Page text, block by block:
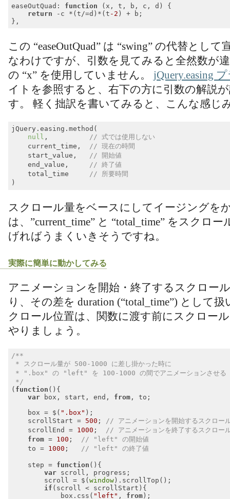
easeOutQuad: function ( x, t, b, c, d ) {
return -c *(t/=d)*(t -2 ) + b;
この “easeOutQuad” は “swing” の代替とし
なわけですが、引数を見てみると全然数が
の “x” を使用していません。 jQuery.easing
イトを参照すると、右下の方に引数の解説
す。 軽く拙訳を書いてみると、こんな感じ
jQuery.easing.method(
null , // 式では使用しない
    current_time,
// 現在の時間
    start_value,
// 開始値
    end_value,
// 終了値
    total_time
// 所要時間
スクロール量をベースにしてイージングを
は、”current_time” と “total_time” をスクロ
げればうまくいきそうですね。
実際に簡単に動かしてみる
アニメーションを開始・終了するスクロー
り、その差を duration (“total_time”) として
クロール位置は、関数に渡す前にスクロー
やりましょう。
/**
* スクロール量が 500-1000 に差し掛かった時に
* ".box" の "left" を 100-1000 の間でアニメーションさせる
*/
( function ( ) {
var box, start, end, from , to;
    box = $(
".box" );
    scrollStart =
500 ; // アニメーションを開始するスクロー
    scrollEnd =
1000 ; // アニメーションを終了するスクロー
from = 100 ; // "left" の開始値
    to =
1000 ; // "left" の終了値
    step =
function ( ) {
var scroll, progress;
        scroll = $(
window ).scrollTop();
if (scroll < scrollStart){
            box.css(
"left" , from );